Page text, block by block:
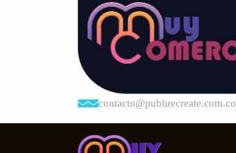
contacto@publirecreate.com.co